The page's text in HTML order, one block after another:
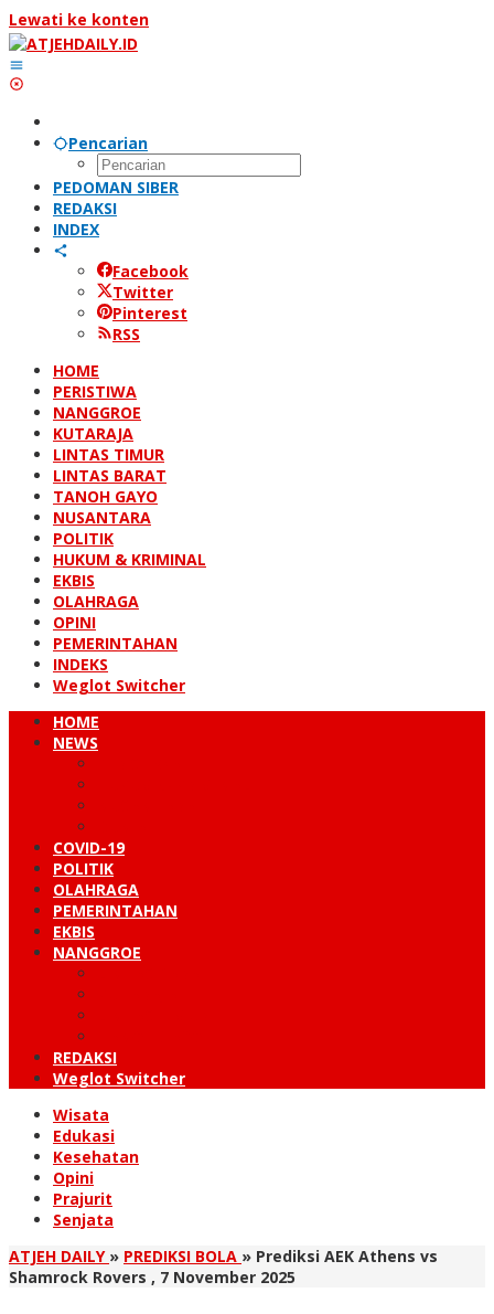
Lewati ke konten
Pencarian
PEDOMAN SIBER
REDAKSI
INDEX
Facebook
Twitter
Pinterest
RSS
HOME
PERISTIWA
NANGGROE
KUTARAJA
LINTAS TIMUR
LINTAS BARAT
TANOH GAYO
NUSANTARA
POLITIK
HUKUM & KRIMINAL
EKBIS
OLAHRAGA
OPINI
PEMERINTAHAN
INDEKS
Weglot Switcher
HOME
NEWS
COVID-19
POLITIK
OLAHRAGA
PEMERINTAHAN
EKBIS
NANGGROE
REDAKSI
Weglot Switcher
Wisata
Edukasi
Kesehatan
Opini
Prajurit
Senjata
ATJEH DAILY » PREDIKSI BOLA » Prediksi AEK Athens vs
Shamrock Rovers , 7 November 2025